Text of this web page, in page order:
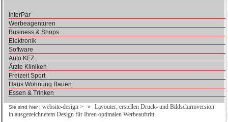
InterPar
Werbeagenturen
Business & Shops
Elektronik
Software
Auto KFZ
Ärzte Kliniken
Freizeit Sport
Haus Wohnung Bauen
Essen & Trinken
Sie sind hier : website-design >
Layouter; erstellen Druck- und Bildschirmversion
in ausgezeichnetem Design für Ihren optimalen Werbeauftritt.